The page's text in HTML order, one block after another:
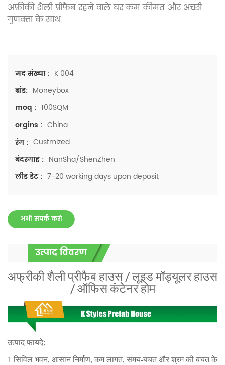
अफ्रीकी शैली प्रीफैब रहने वाले घरकम कीमत और अच्छी
गुणवत्ता के साथ
मद संख्या : K 004
ब्रांड: Moneybox
moq : 100SQM
orgins : China
रंग : Custmized
बंदरगाह : NanSha/ShenZhen
लीड डेट : 7-20 working days upon deposit
अभी संपर्क करो
उत्पाद विवरण
अफ्रीकी शैली प्रीफैब हाउस / लूइड मॉड्यूलर हाउस
/ ऑफिस कंटेनर होम
उत्पाद फायदे:
1 सिविल भवन, आसान निर्माण, कम लागत, समय-बचत और श्रम की बचत के